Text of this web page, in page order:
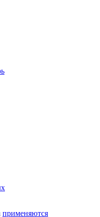
применяются